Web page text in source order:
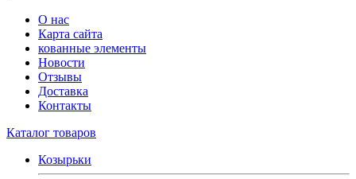
О нас
Карта сайта
кованные элементы
Новости
Отзывы
Доставка
Контакты
Каталог товаров
Козырьки